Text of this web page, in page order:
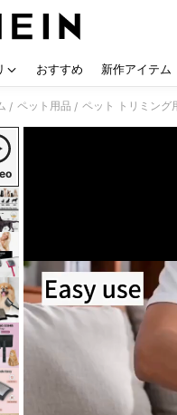
おすすめ 新作アイテム
/ ペット用品 / ペット トリミング